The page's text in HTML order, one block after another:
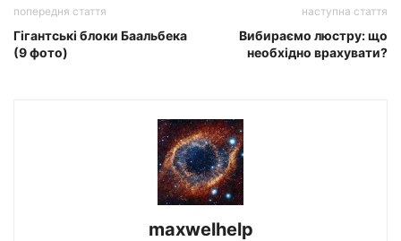
попередня стаття
Гігантські блоки Баальбека
(9 фото)
наступна стаття
Вибираємо люстру: що
необхідно врахувати?
maxwelhelp